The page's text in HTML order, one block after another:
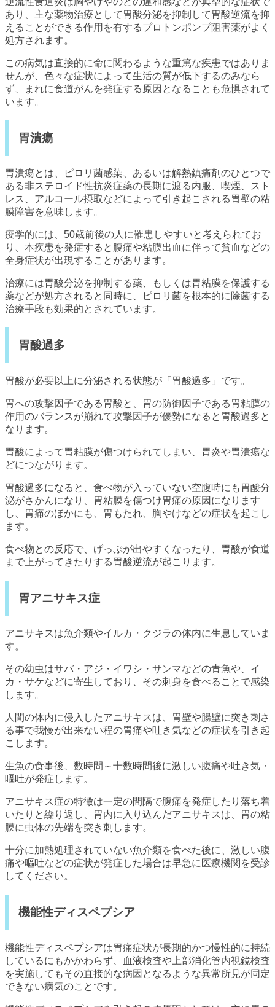
あり、主な薬物治療として胃酸分泌を抑制して胃酸逆流を抑
えることができる作用を有するプロトンポンプ阻害薬がよく
処方されます。
この病気は直接的に命に関わるような重篤な疾患ではありま
せんが、色々な症状によって生活の質が低下するのみなら
ず、まれに食道がんを発症する原因となることも危惧されて
います。
胃潰瘍
胃潰瘍とは、ピロリ菌感染、あるいは解熱鎮痛剤のひとつで
ある非ステロイド性抗炎症薬の長期に渡る内服、喫煙、スト
レス、アルコール摂取などによって引き起こされる胃壁の粘
膜障害を意味します。
疫学的には、50歳前後の人に罹患しやすいと考えられてお
り、本疾患を発症すると腹痛や粘膜出血に伴って貧血などの
全身症状が出現することがあります。
治療には胃酸分泌を抑制する薬、もしくは胃粘膜を保護する
薬などが処方されると同時に、ピロリ菌を根本的に除菌する
治療手段も効果的とされています。
胃酸過多
胃酸が必要以上に分泌される状態が「胃酸過多」です。
胃への攻撃因子である胃酸と、胃の防御因子である胃粘膜の
作用のバランスが崩れて攻撃因子が優勢になると胃酸過多と
なります。
胃酸によって胃粘膜が傷つけられてしまい、胃炎や胃潰瘍な
どにつながります。
胃酸過多になると、食べ物が入っていない空腹時にも胃酸分
泌がさかんになり、胃粘膜を傷つけ胃痛の原因になります
し、胃痛のほかにも、胃もたれ、胸やけなどの症状を起こし
ます。
食べ物との反応で、げっぷが出やすくなったり、胃酸が食道
まで上がってきたりする胃酸逆流が起こります。
胃アニサキス症
アニサキスは魚介類やイルカ・クジラの体内に生息していま
す。
その幼虫はサバ・アジ・イワシ・サンマなどの青魚や、イ
カ・サケなどに寄生しており、その刺身を食べることで感染
します。
人間の体内に侵入したアニサキスは、胃壁や腸壁に突き刺さ
る事で我慢が出来ない程の胃痛や吐き気などの症状を引き起
こします。
生魚の食事後、数時間～十数時間後に激しい腹痛や吐き気・
嘔吐が発症します。
アニサキス症の特徴は一定の間隔で腹痛を発症したり落ち着
いたりと繰り返し、胃内に入り込んだアニサキスは、胃の粘
膜に虫体の先端を突き刺します。
十分に加熱処理されていない魚介類を食べた後に、激しい腹
痛や嘔吐などの症状が発症した場合は早急に医療機関を受診
してください。
機能性ディスペプシア
機能性ディスペプシアは胃痛症状が長期的かつ慢性的に持続
しているにもかかわらず、血液検査や上部消化管内視鏡検査
を実施してもその直接的な病因となるような異常所見が同定
できない病気のことです。